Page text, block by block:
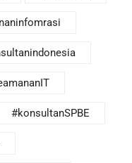
#konsultanSPBE